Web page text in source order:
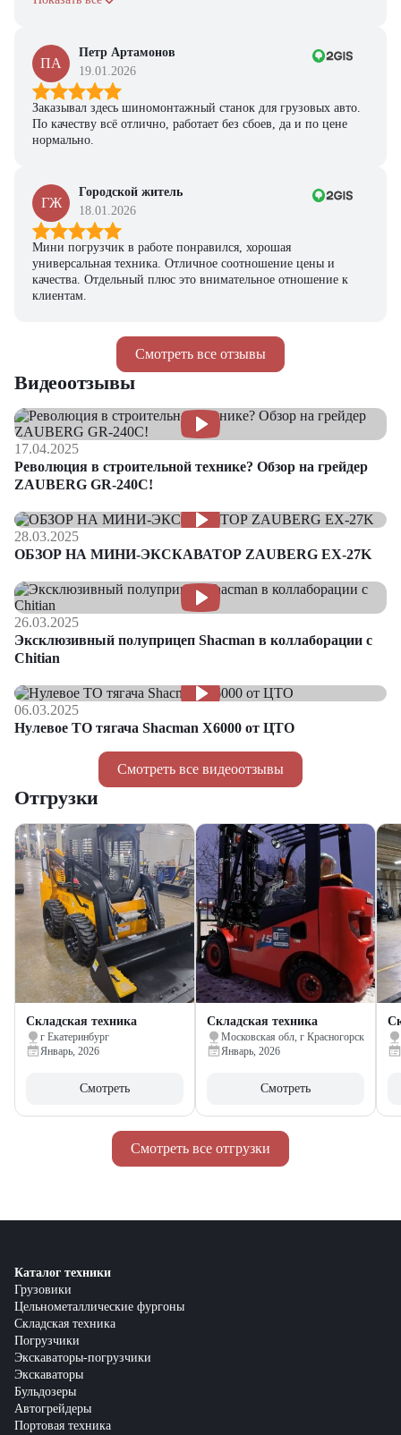
Смотреть все отзывы
ПА
Петр Артамонов
19.01.2026
Заказывал здесь шиномонтажный станок для грузовых авто.
По качеству всё отлично, работает без сбоев, да и по цене
нормально.
ГЖ
Городской житель
18.01.2026
Мини погрузчик в работе понравился, хорошая
универсальная техника. Отличное соотношение цены и
качества. Отдельный плюс это внимательное отношение к
клиентам.
Смотреть все видеоотзывы
Видеоотзывы
17.04.2025
Революция в строительной технике? Обзор на грейдер
ZAUBERG GR-240C!
28.03.2025
ОБЗОР НА МИНИ-ЭКСКАВАТОР ZAUBERG EX-27K
26.03.2025
Эксклюзивный полуприцеп Shacman в коллаборации с
Chitian
06.03.2025
Нулевое ТО тягача Shacman Х6000 от ЦТО
Смотреть все отгрузки
Отгрузки
Складская техника
г Екатеринбург
Январь, 2026
Смотреть
Складская техника
Московская обл, г Красногорск
Январь, 2026
Смотреть
Каталог техники
Грузовики
Цельнометаллические фургоны
Складская техника
Погрузчики
Экскаваторы-погрузчики
Экскаваторы
Бульдозеры
Автогрейдеры
Портовая техника